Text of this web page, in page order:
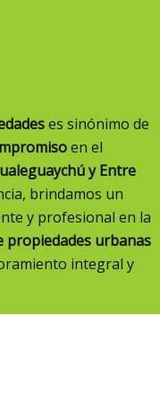
es sinónimo de
en el
y Entre
brindamos un
y profesional en la
propiedades urbanas
integral y